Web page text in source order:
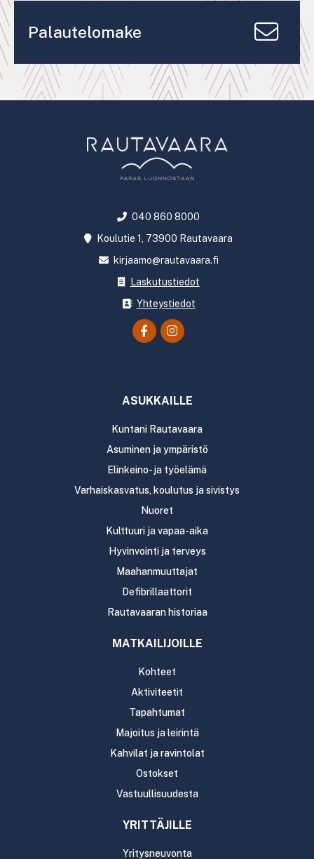
Palautelomake
040 860 8000
Koulutie 1, 73900 Rautavaara
kirjaamo@rautavaara.fi
Laskutustiedot
Yhteystiedot
ASUKKAILLE
Kuntani Rautavaara
Asuminen ja ympäristö
Elinkeino- ja työelämä
Varhaiskasvatus, koulutus ja sivistys
Nuoret
Kulttuuri ja vapaa-aika
Hyvinvointi ja terveys
Maahanmuuttajat
Defibrillaattorit
Rautavaaran historiaa
MATKAILIJOILLE
Kohteet
Aktiviteetit
Tapahtumat
Majoitus ja leirintä
Kahvilat ja ravintolat
Ostokset
Vastuullisuudesta
YRITTÄJILLE
Yritysneuvonta